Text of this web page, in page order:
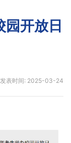
开放日
表时间: 2025-03-24